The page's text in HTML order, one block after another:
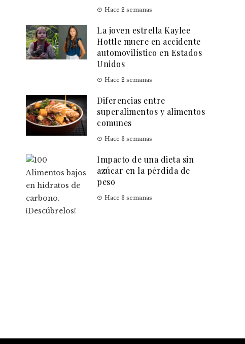
Hace 2 semanas
La joven estrella Kaylee
Hottle muere en accidente
automovilístico en Estados
Unidos
Hace 2 semanas
Diferencias entre
superalimentos y alimentos
comunes
Hace 3 semanas
Impacto de una dieta sin
azúcar en la pérdida de
peso
Hace 3 semanas